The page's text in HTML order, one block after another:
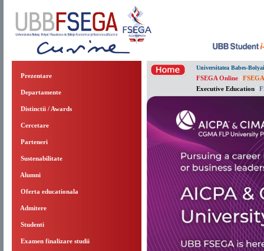
Prezentare
Departamente
Distinctii / Awards
Cercetare
Parteneri
Sustenabilitate
Alumni
Oferta educationala
Admitere
Studenti
Examen finalizare studii
Universitatea Babes-Bolyai
FSEGA Online
Executive Education